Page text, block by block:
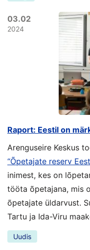
03.02
2024
Raport: Eestil on
Arenguseire Keskus
“Õpetajate reserv
inimest, kes on
tööta õpetajana, mis
õpetajate üldarvust.
Tartu ja Ida-Viru
Uudis